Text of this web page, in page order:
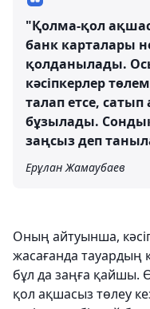
"Қолма-қол
банк карталары
қолданылады.
кәсіпкерлер
талап етсе,
бұзылады.
заңсыз деп
Ерұлан Жамаубаев
Оның айтуынша,
жасағанда тауардың
бұл да заңға қайшы.
қол ақшасыз төлеу